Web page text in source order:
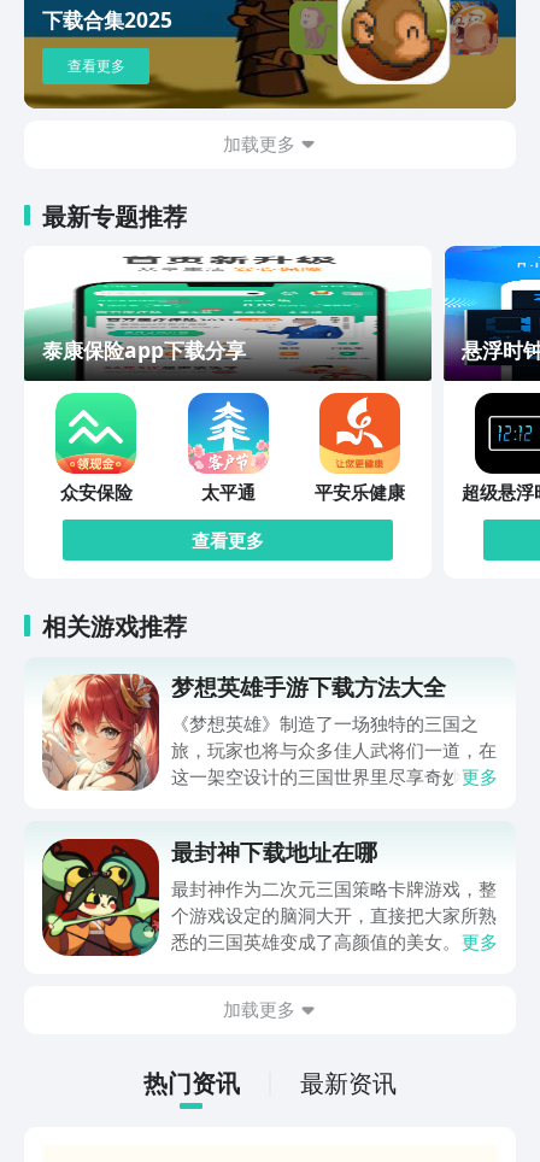
下载合集2025
查看更多
加载更多
最新专题推荐
泰康保险app下载分享
众安保险 太平通
平安乐健康
查看更多
悬浮时
超级悬浮
相关游戏推荐
梦想英雄手游下载方法大全
《梦想英雄》制造了一场独特的三国之
旅，玩家也将与众多佳人武将们一道，在
这一架空设计的三国世界里尽享奇妙冒
为玩家们带来，通过它就可以体验到超级
畅快的三国冒险，想入坑这一作品的玩家
还请不要错过。
更多
最封神下载地址在哪
最封神作为二次元三国策略卡牌游戏，整
个游戏设定的脑洞大开，直接把大家所熟
悉的三国英雄变成了高颜值的美女。整体
家在体验游戏的时候，如果能够成功的下
面就针对下载地址做相关内容的介绍。
更多
加载更多
热门资讯 最新资讯